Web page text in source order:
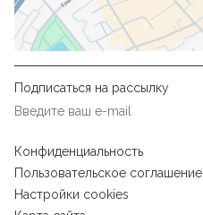
Подписаться на рассылку
Конфиденциальность
Пользовательское соглашение
Настройки cookies